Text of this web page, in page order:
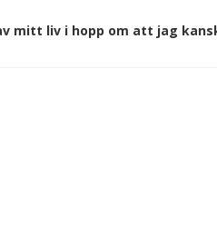
mitt liv i hopp om att jag